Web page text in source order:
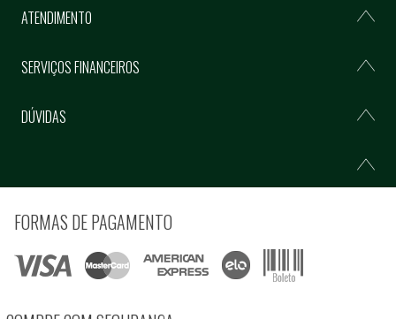
ATENDIMENTO
SERVIÇOS FINANCEIROS
DÚVIDAS
FORMAS DE PAGAMENTO